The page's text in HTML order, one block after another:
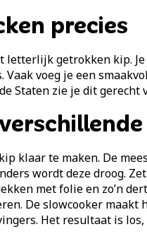
precies
letterlijk getrokken kip.
voeg je een
Staten zie je dit
klaar te maken. De
wordt deze droog.
met folie en zo’n
De slowcooker
Het resultaat is